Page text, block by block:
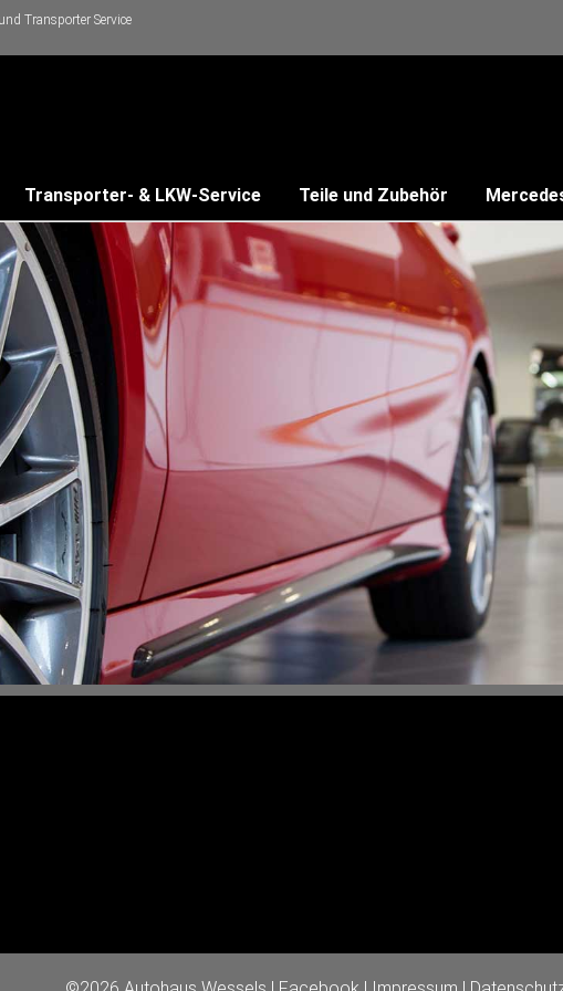
Transporter Service
Transporter- & LKW-Service Teile und Zubehör